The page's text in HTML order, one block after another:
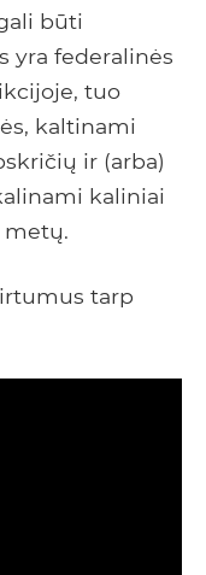
būti
yra federalinės
tuo
kaltinami
ir (arba)
kaliniai
tarp